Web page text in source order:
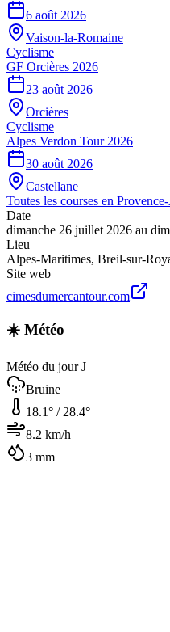
6 août 2026
Vaison-la-Romaine
Cyclisme
GF Orcières 2026
23 août 2026
Orcières
Cyclisme
Alpes Verdon Tour 2026
30 août 2026
Castellane
Toutes les courses en
Date
dimanche 26 juillet 2026 au
Lieu
Alpes-Maritimes, Breil-sur-
Site web
cimesdumercantour.com
☀️ Météo
Météo du jour J
Bruine
18.1° / 28.4°
8.2 km/h
3 mm